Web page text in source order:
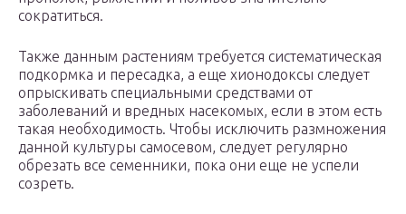
сократиться.
Также данным растениям требуется систематическая
подкормка и пересадка, а еще хионодоксы следует
опрыскивать специальными средствами от
заболеваний и вредных насекомых, если в этом есть
такая необходимость. Чтобы исключить размножения
данной культуры самосевом, следует регулярно
обрезать все семенники, пока они еще не успели
созреть.